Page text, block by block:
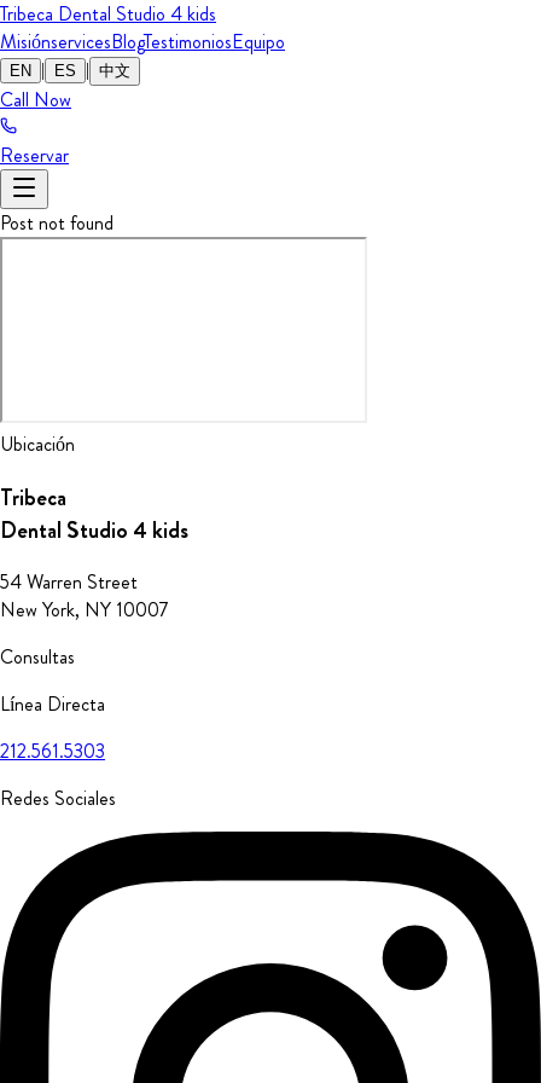
Tribeca Dental Studio 4 kids
MisiónservicesBlogTestimoniosEquipo
EN | ES | 中文
Call Now
Reservar
Post not found
Ubicación
Tribeca
Dental Studio 4 kids
54 Warren Street
New York, NY 10007
Consultas
Línea Directa
212.561.5303
Redes Sociales